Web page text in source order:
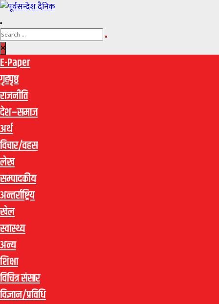
E-Paper
गृहपृष्ठ
राजनीति
देश–समाज
अर्थ
विचार/वहस
लेख
सम्पादकीय
अन्तर्राष्ट्रिय
खेल
स्वास्थ्य
अन्य
शिक्षा
विचित्र संसार
विज्ञान/प्रविधि